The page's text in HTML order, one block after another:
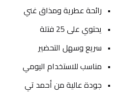
رائحة عطرية ومذاق غني
يحتوي على 25 فتلة
سريع وسهل التحضير
مناسب للاستخدام اليومي
جودة عالية من أحمد تي